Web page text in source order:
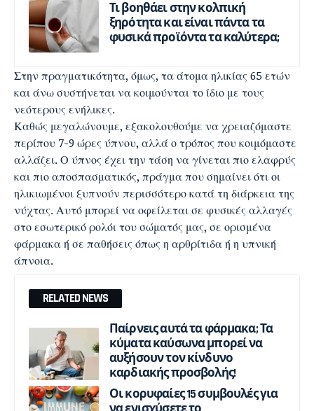
Τι βοηθάει στην κολπική
ξηρότητα και είναι πάντα τα
φυσικά προϊόντα τα καλύτερα;
Στην πραγματικότητα, όμως, τα άτομα ηλικίας 65 ετών
και άνω συστήνεται να κοιμούνται το ίδιο με τους
νεότερους ενήλικες.
Καθώς μεγαλώνουμε, εξακολουθούμε να χρειαζόμαστε
περίπου 7-9 ώρες ύπνου, αλλά ο τρόπος που κοιμόμαστε
αλλάζει. Ο ύπνος έχει την τάση να γίνεται πιο ελαφρύς
και πιο αποσπασματικός, πράγμα που σημαίνει ότι οι
ηλικιωμένοι ξυπνούν περισσότερο κατά τη διάρκεια της
νύχτας. Αυτό μπορεί να οφείλεται σε φυσικές αλλαγές
στο εσωτερικό ρολόι του σώματός μας, σε ορισμένα
φάρμακα ή σε παθήσεις όπως η αρθρίτιδα ή η υπνική
άπνοια.
RELATED NEWS
Παίρνεις αυτά τα φάρμακα; Τα
κύματα καύσωνα μπορεί να
αυξήσουν τον κίνδυνο
καρδιακής προσβολής!
Οι κορυφαίες 15 συμβουλές για